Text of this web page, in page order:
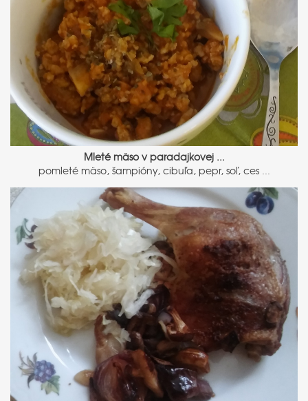
Mleté mäso v paradajkovej ...
pomleté mäso, šampióny, cibuľa, pepr, soľ, ces ...